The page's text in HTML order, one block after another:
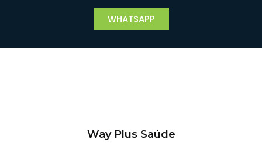
WHATSAPP
Way Plus Saúde